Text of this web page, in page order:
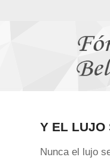
Y EL LUJO
Nunca el lujo